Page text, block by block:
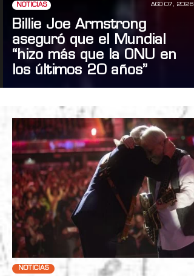
NOTICIAS AGO 07, 2026
Billie Joe Armstrong
aseguró que el Mundial
“hizo más que la ONU en
los últimos 20 años”
NOTICIAS